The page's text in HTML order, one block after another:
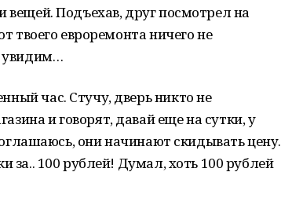
вещей. Подъехав, друг посмотрел на
твоего евроремонта ничего не
увидим…
час. Стучу, дверь никто не
и говорят, давай еще на сутки, у
они начинают скидывать цену.
за.. 100 рублей! Думал, хоть 100 рублей